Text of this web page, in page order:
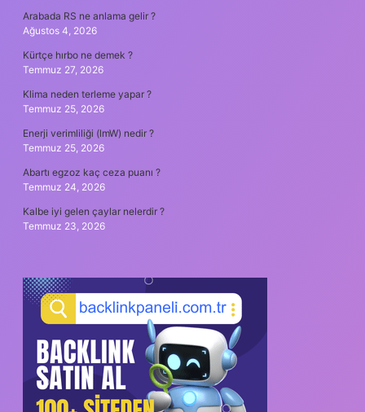
Arabada RS ne anlama gelir ?
Ağustos 4, 2026
Kürtçe hırbo ne demek ?
Temmuz 27, 2026
Klima neden terleme yapar ?
Temmuz 25, 2026
Enerji verimliliği (lmW) nedir ?
Temmuz 25, 2026
Abartı egzoz kaç ceza puanı ?
Temmuz 24, 2026
Kalbe iyi gelen çaylar nelerdir ?
Temmuz 23, 2026